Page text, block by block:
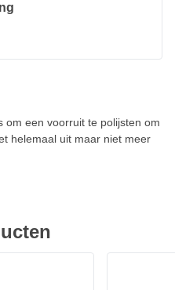
om een voorruit te polijsten om
helemaal uit maar niet meer
Compound